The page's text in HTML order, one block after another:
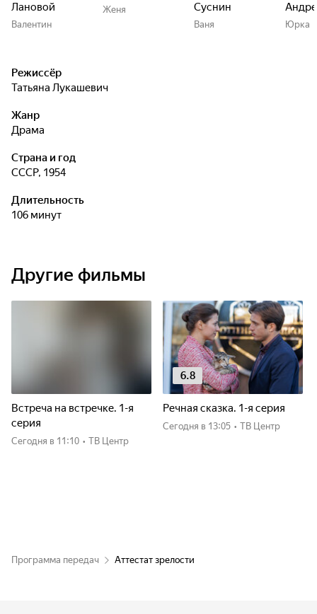
Лановой
Валентин
Женя
Суснин
Ваня Юрка
Режиссёр
Татьяна Лукашевич
Жанр
драма
Страна и год
СССР, 1954
Длительность
106 минут
Другие фильмы
Встреча на встречке. 1-я
серия
Сегодня в 11:10 • ТВ Центр
6.8
Речная сказка. 1-я серия
Сегодня в 13:05 • ТВ Центр
Программа передач Аттестат зрелости